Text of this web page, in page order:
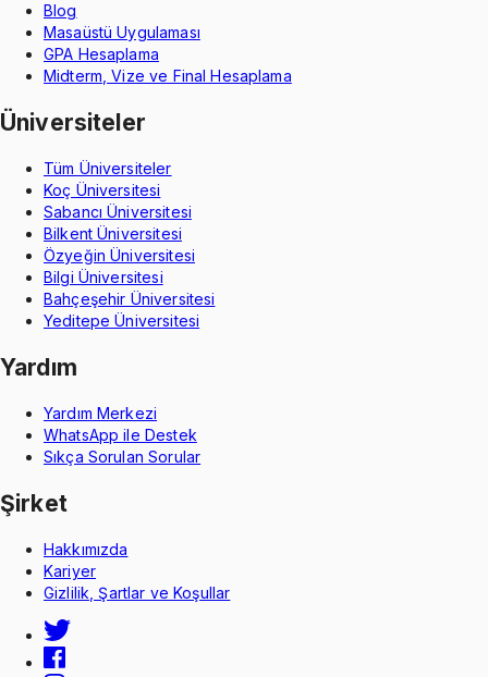
Blog
Masaüstü Uygulaması
GPA Hesaplama
Midterm, Vize ve Final Hesaplama
Üniversiteler
Tüm Üniversiteler
Koç Üniversitesi
Sabancı Üniversitesi
Bilkent Üniversitesi
Özyeğin Üniversitesi
Bilgi Üniversitesi
Bahçeşehir Üniversitesi
Yeditepe Üniversitesi
Yardım
Yardım Merkezi
WhatsApp ile Destek
Sıkça Sorulan Sorular
Şirket
Hakkımızda
Kariyer
Gizlilik, Şartlar ve Koşullar